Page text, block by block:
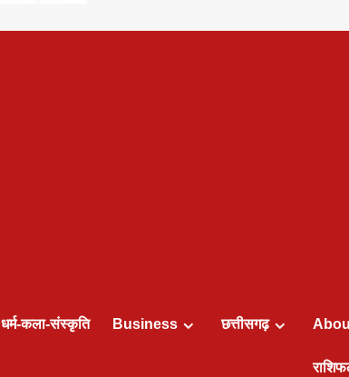
धर्म-कला-संस्कृति Business छत्तीसगढ़